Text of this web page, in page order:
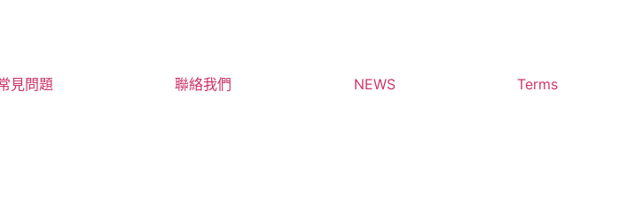
見問題 聯絡我們 NEWS Terms